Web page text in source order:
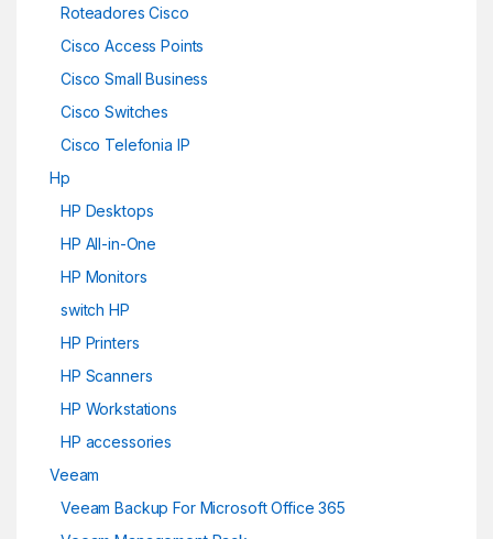
Roteadores Cisco
Cisco Access Points
Cisco Small Business
Cisco Switches
Cisco Telefonia IP
Hp
HP Desktops
HP All-in-One
HP Monitors
switch HP
HP Printers
HP Scanners
HP Workstations
HP accessories
Veeam
Veeam Backup For Microsoft Office 365